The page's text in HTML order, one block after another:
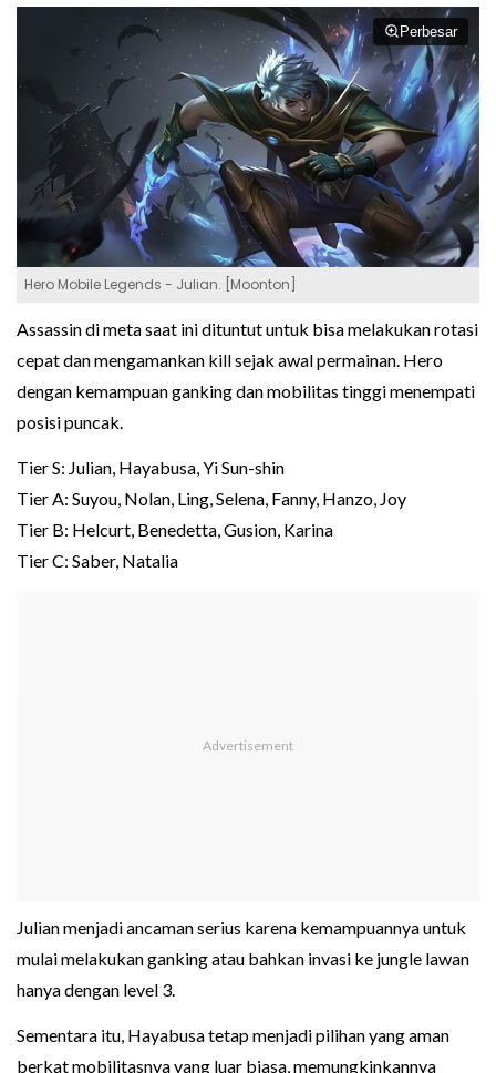
Perbesar
Hero Mobile Legends - Julian. [Moonton]
Assassin di meta saat ini dituntut untuk bisa melakukan rotasi
cepat dan mengamankan kill sejak awal permainan. Hero
dengan kemampuan ganking dan mobilitas tinggi menempati
posisi puncak.
Tier S: Julian, Hayabusa, Yi Sun-shin
Tier A: Suyou, Nolan, Ling, Selena, Fanny, Hanzo, Joy
Tier B: Helcurt, Benedetta, Gusion, Karina
Tier C: Saber, Natalia
Julian menjadi ancaman serius karena kemampuannya untuk
mulai melakukan ganking atau bahkan invasi ke jungle lawan
hanya dengan level 3.
Sementara itu, Hayabusa tetap menjadi pilihan yang aman
berkat mobilitasnya yang luar biasa, memungkinkannya